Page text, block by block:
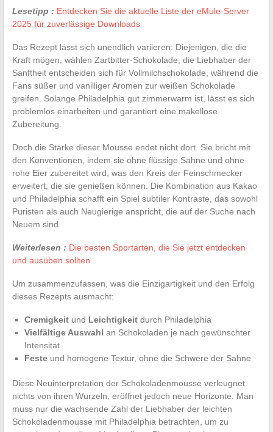
Lesetipp : Entdecken Sie die aktuelle Liste der eMule-Server
2025 für zuverlässige Downloads
Das Rezept lässt sich unendlich variieren: Diejenigen, die die
Kraft mögen, wählen Zartbitter-Schokolade, die Liebhaber der
Sanftheit entscheiden sich für Vollmilchschokolade, während die
Fans süßer und vanilliger Aromen zur weißen Schokolade
greifen. Solange Philadelphia gut zimmerwarm ist, lässt es sich
problemlos einarbeiten und garantiert eine makellose
Zubereitung.
Doch die Stärke dieser Mousse endet nicht dort. Sie bricht mit
den Konventionen, indem sie ohne flüssige Sahne und ohne
rohe Eier zubereitet wird, was den Kreis der Feinschmecker
erweitert, die sie genießen können. Die Kombination aus Kakao
und Philadelphia schafft ein Spiel subtiler Kontraste, das sowohl
Puristen als auch Neugierige anspricht, die auf der Suche nach
Neuem sind.
Weiterlesen : Die besten Sportarten, die Sie jetzt entdecken
und ausüben sollten
Um zusammenzufassen, was die Einzigartigkeit und den Erfolg
dieses Rezepts ausmacht:
Cremigkeitund Leichtigkeitdurch Philadelphia
Vielfältige Auswahl an Schokoladen je nach gewünschter
Intensität
Festeund homogene Textur, ohne die Schwere der Sahne
Diese Neuinterpretation der Schokoladenmousse verleugnet
nichts von ihren Wurzeln, eröffnet jedoch neue Horizonte. Man
muss nur die wachsende Zahl der Liebhaber der leichten
Schokoladenmousse mit Philadelphia betrachten, um zu